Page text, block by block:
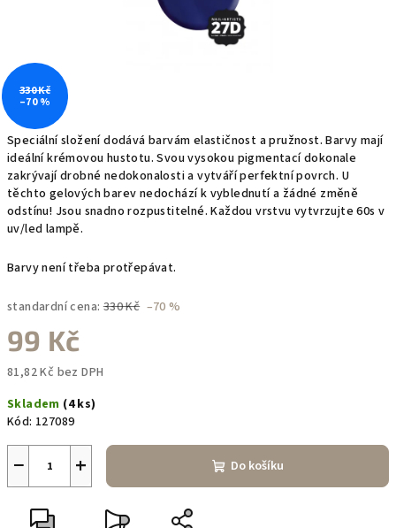
Speciální složení dodává barvám elastičnost a pružnost. Barvy mají
ideální krémovou hustotu. Svou vysokou pigmentací dokonale
zakrývají drobné nedokonalosti a vytváří perfektní povrch. U
těchto gelových barev nedochází k vyblednutí a žádné změně
odstínu! Jsou snadno rozpustitelné. Každou vrstvu vytvrzujte 60s v
uv/led lampě.
Barvy není třeba protřepávat.
standardní cena: 330 Kč –70 %
99 Kč
81,82 Kč bez DPH
cena:
Skladem (4 ks)
Kód: 127089
+
− Do košíku
330 Kč
–70 %